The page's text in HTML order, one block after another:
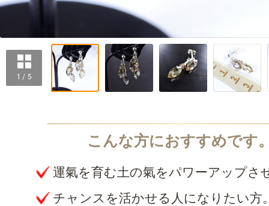
1 / 5
運氣を育む土の氣をパワーアップさ
チャンスを活かせる人になりたい方